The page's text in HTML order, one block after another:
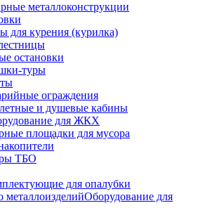
металлоконструкции
для курения (курилка)
остановки
туры
ограждения
и душевые кабины
для ЖКХ
площадки для мусора
ТБО
для опалубки
Оборудование для